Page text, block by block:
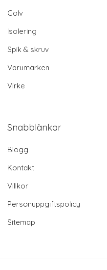
Golv
Isolering
Spik & skruv
Varumärken
Virke
Snabblänkar
Blogg
Kontakt
Villkor
Personuppgiftspolicy
Sitemap